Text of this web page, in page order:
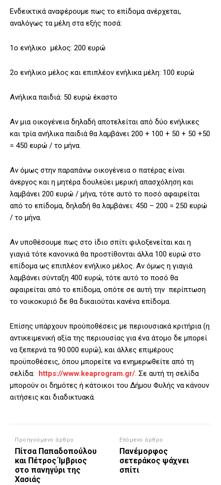
Ενδεικτικά αναφέρουμε πως το επίδομα ανέρχεται,
αναλόγως τα μέλη στα εξής ποσά:
1ο ενήλικο μέλος: 200 ευρώ
2ο ενήλικο μέλος και επιπλέον ενήλικα μέλη: 100 ευρώ
Ανήλικα παιδιά: 50 ευρώ έκαστο
Αν μια οικογένεια δηλαδή αποτελείται από δύο ενήλικες
και τρία ανήλικα παιδιά θα λαμβάνει 200 + 100 + 50 + 50 +50
= 450 ευρώ / το μήνα.
Αν όμως στην παραπάνω οικογένεια ο πατέρας είναι
άνεργος και η μητέρα δουλεύει μερική απασχόληση και
λαμβάνει 200 ευρώ / μήνα, τότε αυτό το ποσό αφαιρείται
από το επίδομα, δηλαδή θα λαμβάνει: 450 – 200 = 250 ευρώ
/ το μήνα.
Αν υποθέσουμε πως στο ίδιο σπίτι φιλοξενείται και η
γιαγιά τότε κανονικά θα προστίθονται άλλα 100 ευρώ στο
επίδομα ως επιπλέον ενήλικο μέλος. Αν όμως η γιαγιά
λαμβάνει σύνταξη 400 ευρώ, τότε αυτό το ποσό θα
αφαιρείται από το επίδομα, οπότε σε αυτή την περίπτωση
το νοικοκυριό δε θα δικαιούται κανένα επίδομα.
Επίσης υπάρχουν προύποθέσεις με περιουσιακά κριτήρια (η
αντικειμενική αξία της περιουσίας για ένα άτομο δε μπορεί
να ξεπερνά τα 90.000 ευρώ), και άλλες επιμέρους
προϋποθέσεις, όπου μπορείτε να ενημερωθείτε από τη
σελίδα: https://www.keaprogram.gr/. Σε αυτή τη σελίδα
μπορούν οι δημότες ή κάτοικοι του Δήμου Φυλής να κάνουν
αιτήσεις και διαδικτυακά.
Προηγούμενο άρθρο
Πίτσα Παπαδοπούλου
και Πέτρος Ίμβριος
στο πανηγύρι της
Χασιάς
Επόμενο άρθρο
Πανέμορφος
σετεράκος ψάχνει
σπίτι